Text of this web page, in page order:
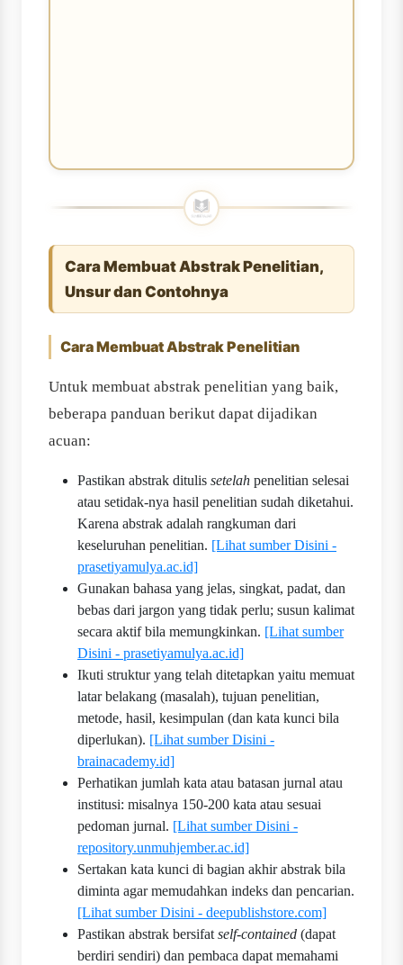
Cara Membuat Abstrak Penelitian,
Unsur dan Contohnya
Cara Membuat Abstrak Penelitian
Untuk membuat abstrak penelitian yang baik,
beberapa panduan berikut dapat dijadikan
acuan:
Pastikan abstrak ditulis setelah penelitian selesai
atau setidak-nya hasil penelitian sudah diketahui.
Karena abstrak adalah rangkuman dari
keseluruhan penelitian. [Lihat sumber Disini -
prasetiyamulya.ac.id]
Gunakan bahasa yang jelas, singkat, padat, dan
bebas dari jargon yang tidak perlu; susun kalimat
secara aktif bila memungkinkan. [Lihat sumber
Disini - prasetiyamulya.ac.id]
Ikuti struktur yang telah ditetapkan yaitu memuat
latar belakang (masalah), tujuan penelitian,
metode, hasil, kesimpulan (dan kata kunci bila
diperlukan). [Lihat sumber Disini -
brainacademy.id]
Perhatikan jumlah kata atau batasan jurnal atau
institusi: misalnya 150-200 kata atau sesuai
pedoman jurnal. [Lihat sumber Disini -
repository.unmuhjember.ac.id]
Sertakan kata kunci di bagian akhir abstrak bila
diminta agar memudahkan indeks dan pencarian.
[Lihat sumber Disini - deepublishstore.com]
Pastikan abstrak bersifatself-contained (dapat
berdiri sendiri) dan pembaca dapat memahami